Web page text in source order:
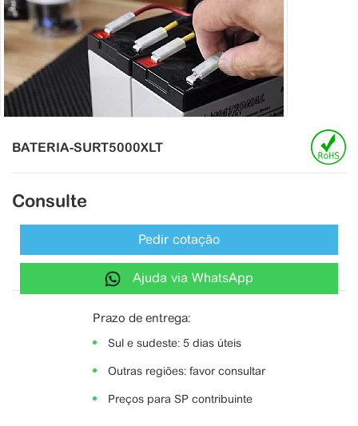
BATERIA-SURT5000XLT
Consulte
Pedir cotação
Ajuda via WhatsApp
Prazo de entrega:
Sul e sudeste: 5 dias úteis
Outras regiões: favor consultar
Preços para SP contribuinte